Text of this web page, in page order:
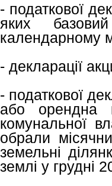
- податкової
яких
календарному
- декларації
- податкової
або орендна
комунальної
обрали
земельні
землі у грудні